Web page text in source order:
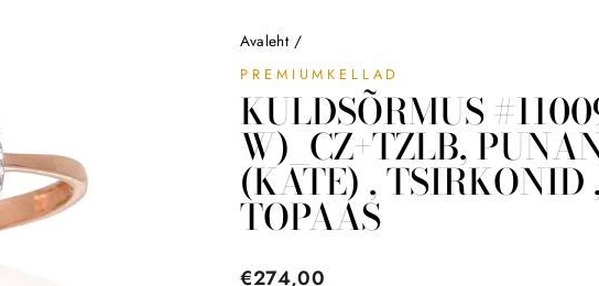
Avaleht /
PREMIUMKELLAD
KULDSÕRMUS
W)_CZ+TZLB,
(KATE) ,
TOPAAS
Tavahind
€274,00